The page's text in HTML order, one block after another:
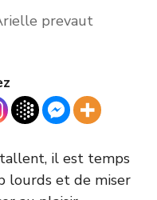
prevaut
il est temps
lourds et de miser